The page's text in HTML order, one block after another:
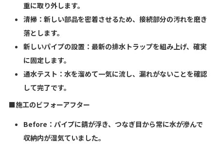
重に取り外します。
清掃：新しい部品を密着させるため、接続部分の汚れを磨き
落とします。
新しいパイプの設置：最新の排水トラップを組み上げ、確実
に固定します。
通水テスト：水を溜めて一気に流し、漏れがないことを確認
して完了です。
■施工のビフォーアフター
Before：パイプに錆が浮き、つなぎ目から常に水が滲んで
収納内が湿気ていました。